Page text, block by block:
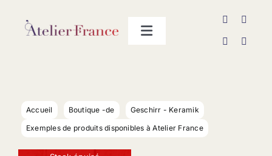
Toggle
Contact
Accueil Boutique -de
Geschirr - Keramik
Exemples de produits disponibles à Atelier France